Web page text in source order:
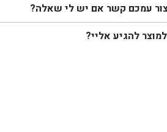
עמכם קשר אם יש לי שאלה?
להגיע אליי?